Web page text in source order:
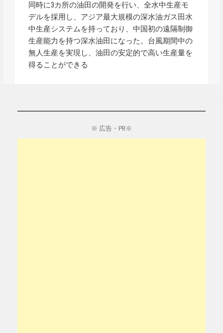
同時に3カ所の油田の開発を行い、全水中生産モ
デルを採用し、アジア最大規模の深水油ガス田水
中生産システムを持っており、中国初の遠隔制御
生産能力を持つ深水油田になった。台風期間中の
無人生産を実現し、油田の安定的で高い生産量を
得ることができる
※ 広告・PR※